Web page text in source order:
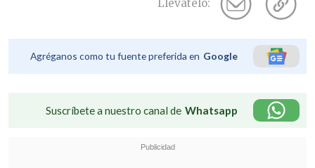
Llévatelo:
Agréganos como tu fuente preferida en Google
Suscríbete a nuestro canal de Whatsapp